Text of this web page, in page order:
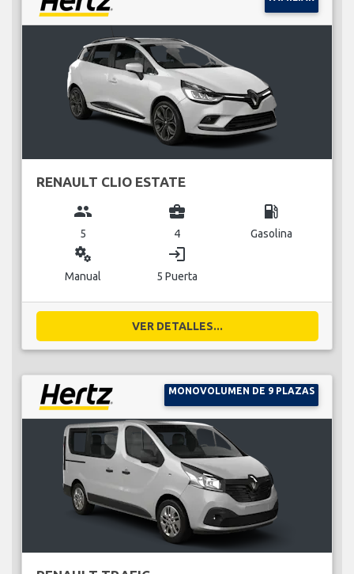
RENAULT CLIO ESTATE
group
5
business_center
4
local_gas_station
Gasolina
miscellaneous_services
Manual
login
5 Puerta
VER DETALLES...
MONOVOLUMEN DE 9 PLAZAS